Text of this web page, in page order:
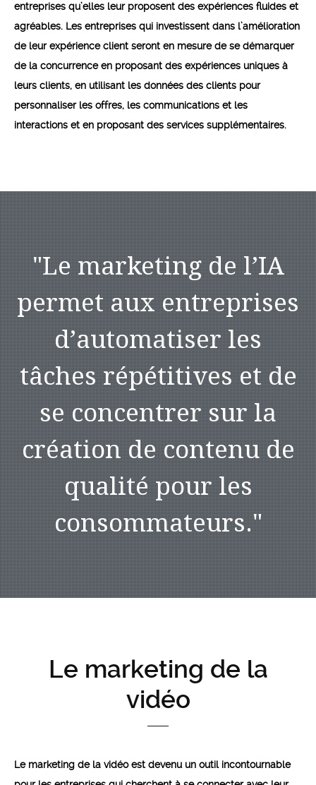
entreprises qu’elles leur proposent des expériences fluides et
agréables. Les entreprises qui investissent dans l’amélioration
de leur expérience client seront en mesure de se démarquer
de la concurrence en proposant des expériences uniques à
leurs clients, en utilisant les données des clients pour
personnaliser les offres, les communications et les
interactions et en proposant des services supplémentaires.
"Le marketing de l’IA
permet aux entreprises
d’automatiser les
tâches répétitives et de
se concentrer sur la
création de contenu de
qualité pour les
consommateurs."
Le marketing de la
vidéo
Le marketing de la vidéo est devenu un outil incontournable